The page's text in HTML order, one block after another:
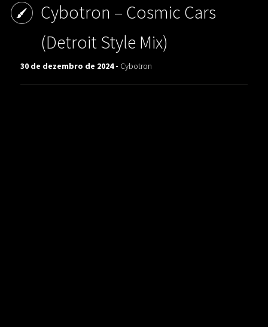
Cybotron ‎– Cosmic Cars
(Detroit Style Mix)
30 de dezembro de 2024 - Cybotron